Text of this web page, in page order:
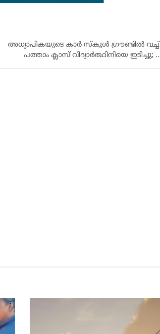
അധ്യാപികയുടെ കാർ സ്കൂൾ ഗ്രൗണ്ടിൽ വച്ച്
പത്താം ക്ലാസ് വിദ്യാർത്ഥിനിയെ ഇടിച്ചു; ..